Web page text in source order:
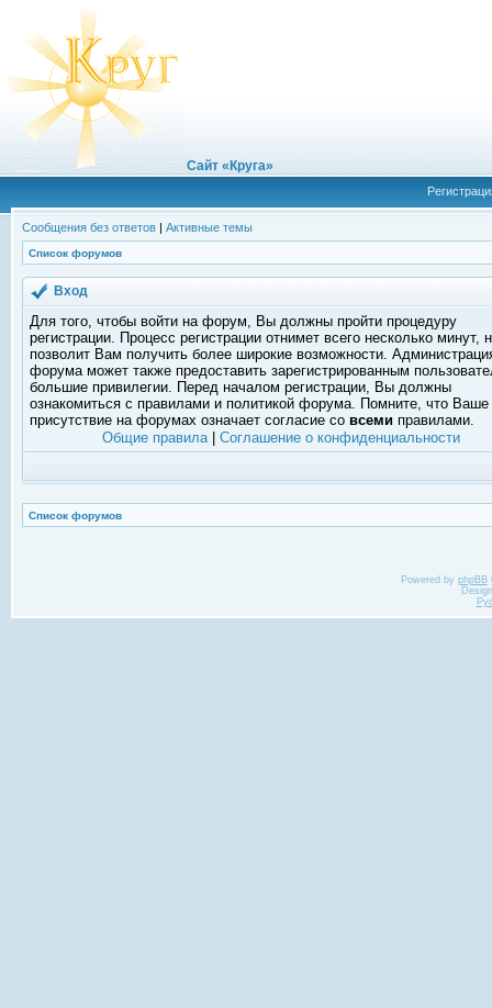
Сайт «Круга»
Сообщения без ответов | Активные темы
Список форумов
Вход
Для того, чтобы войти на форум, Вы должны пройти процедуру
регистрации. Процесс регистрации отнимет всего несколько минут,
позволит Вам получить более широкие возможности.
форума может также предоставить зарегистрированным
большие привилегии. Перед началом регистрации, Вы должны
ознакомиться с правилами и политикой форума. Помните, что Ваше
присутствие на форумах означает согласие со всеми правилами.
Общие правила| Соглашение о конфиденциальности
Список форумов
Powered by phpBB